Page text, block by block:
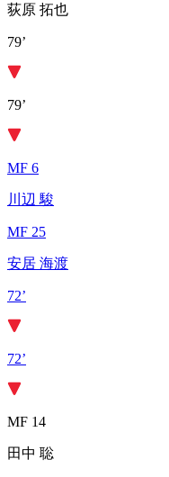
荻原 拓也
79’
79’
MF 6
川辺 駿
MF 25
安居 海渡
72’
72’
MF 14
田中 聡